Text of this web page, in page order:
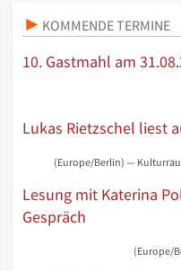
KOMMENDE TERMINE
10. Gastmahl am
Lukas Rietzschel liest
(Europe/Berlin) —
Lesung mit Katerina
Gespräch
(Europe/